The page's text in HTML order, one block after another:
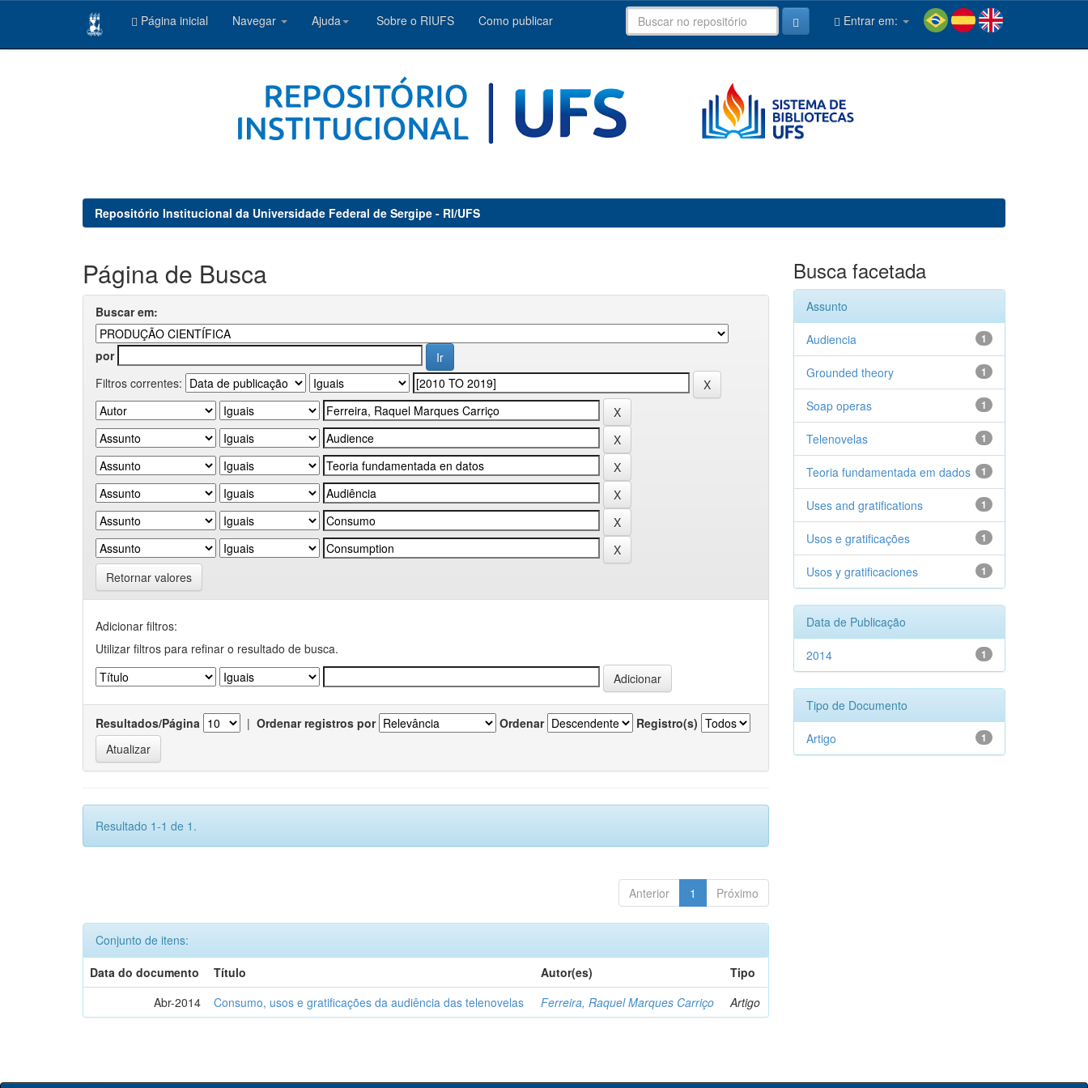
Página inicial Navegar Ajuda Sobre o RIUFS Como publicar Entrar em:
Repositório Institucional da Universidade Federal de Sergipe - RI/UFS
Página de Busca
Buscar em:
por
Filtros correntes:
Retornar valores
Adicionar filtros:
Utilizar filtros para refinar o resultado de busca.
Resultados/Página | Ordenar registros por Ordenar Registro(s)
Resultado 1-1 de 1.
Anterior 1 Próximo
Conjunto de itens:
Data do documento
Título Autor(es)
Tipo
Abr-2014
Consumo, usos e gratificações da audiência das telenovelas Ferreira, Raquel Marques Carriço Artigo
Busca facetada
Assunto
1
Audiencia
1
Grounded theory
1
Soap operas
1
Telenovelas
1
Teoria fundamentada em dados
1
Uses and gratifications
1
Usos e gratificações
1
Usos y gratificaciones
Data de Publicação
1
2014
Tipo de Documento
1
Artigo